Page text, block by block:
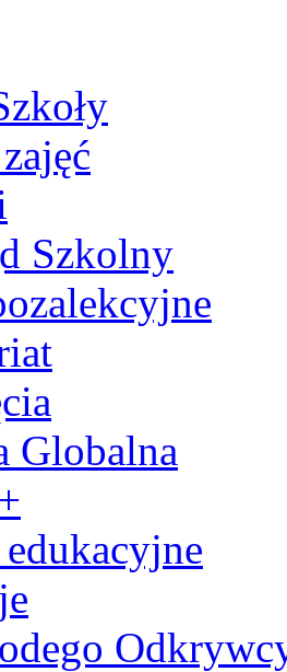
Szkolny
Globalna